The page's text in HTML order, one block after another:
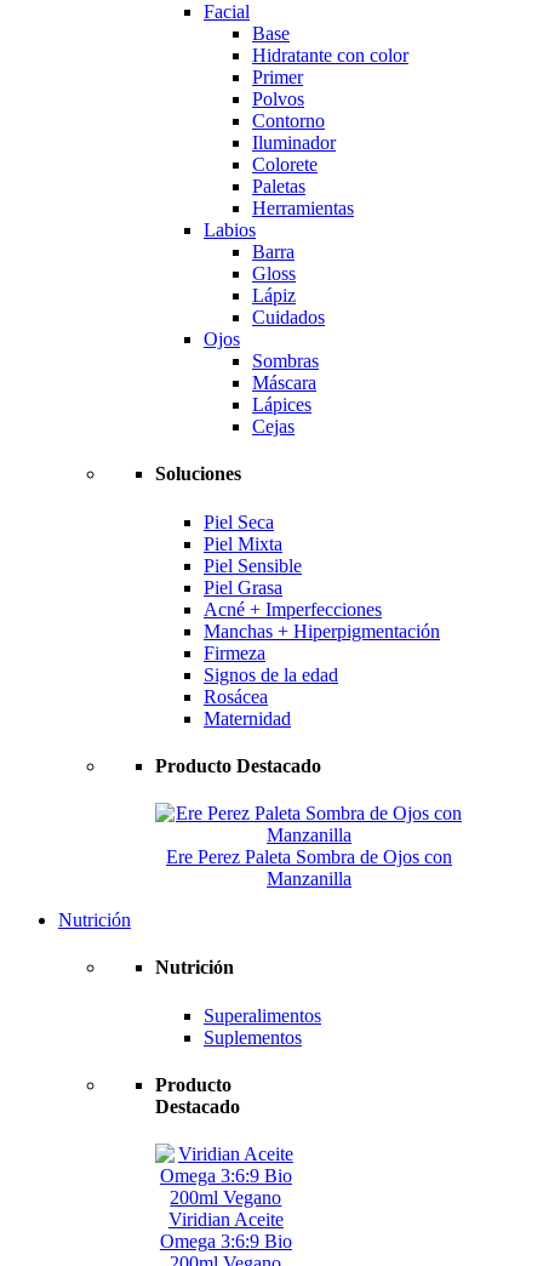
Facial
Base
Hidratante con color
Primer
Polvos
Contorno
Iluminador
Colorete
Paletas
Herramientas
Labios
Barra
Gloss
Lápiz
Cuidados
Ojos
Sombras
Máscara
Lápices
Cejas
Soluciones
Piel Seca
Piel Mixta
Piel Sensible
Piel Grasa
Acné + Imperfecciones
Manchas + Hiperpigmentación
Firmeza
Signos de la edad
Rosácea
Maternidad
Producto Destacado
Ere Perez Paleta Sombra de Ojos con
Manzanilla
Nutrición
Nutrición
Superalimentos
Suplementos
Producto
Destacado
Viridian Aceite
Omega 3:6:9 Bio